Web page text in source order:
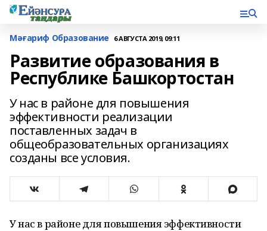
Мәғариф Образование 6 АВГУСТА 2019, 09:11
Развитие образования в
Республике Башкортостан
У нас в районе для повышения
эффективности реализации
поставленных задач в
общеобразовательных организациях
созданы все условия.
У нас в районе для повышения эффективности